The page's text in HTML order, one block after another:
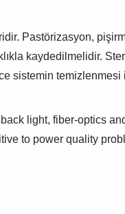
Pastörizasyon,
kaydedilmelidir.
sistemin
light, fiber-optics
to power quality